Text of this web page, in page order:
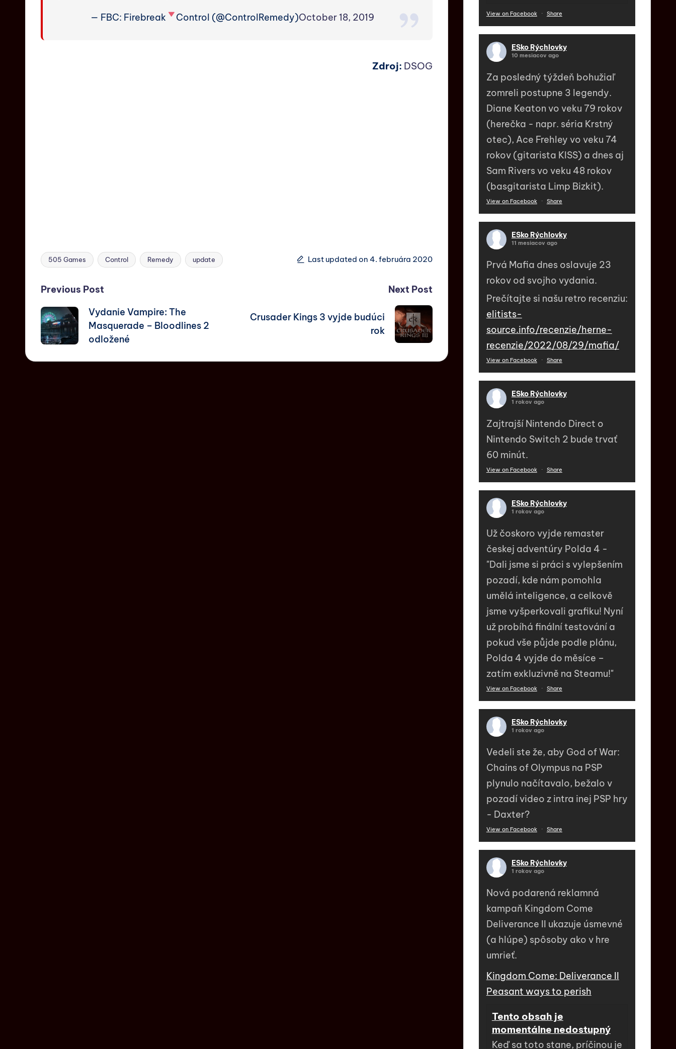
— FBC: Firebreak Control (@ControlRemedy)October 18, 2019
Zdroj: DSOG
505 Games Control Remedy update Last updated on 4. februára 2020
Previous Post
Vydanie Vampire: The
Masquerade – Bloodlines 2
odložené
Next Post
Crusader Kings 3 vyjde budúci
rok
View on Facebook · Share
ESko Rýchlovky
10 mesiacov ago
Za posledný týždeň bohužiaľ
zomreli postupne 3 legendy.
Diane Keaton vo veku 79 rokov
(herečka - napr. séria Krstný
otec), Ace Frehley vo veku 74
rokov (gitarista KISS) a dnes aj
Sam Rivers vo veku 48 rokov
(basgitarista Limp Bizkit).
View on Facebook · Share
ESko Rýchlovky
11 mesiacov ago
Prvá Mafia dnes oslavuje 23
rokov od svojho vydania.
Prečítajte si našu retro recenziu:
elitists-
source.info/recenzie/herne-
recenzie/2022/08/29/mafia/
View on Facebook · Share
ESko Rýchlovky
1 rokov ago
Zajtrajší Nintendo Direct o
Nintendo Switch 2 bude trvať
60 minút.
View on Facebook · Share
ESko Rýchlovky
1 rokov ago
Už čoskoro vyjde remaster
českej adventúry Polda 4 -
"Dali jsme si práci s vylepšením
pozadí, kde nám pomohla
umělá inteligence, a celkově
jsme vyšperkovali grafiku! Nyní
už probíhá finální testování a
pokud vše půjde podle plánu,
Polda 4 vyjde do měsíce –
zatím exkluzivně na Steamu!"
View on Facebook · Share
ESko Rýchlovky
1 rokov ago
Vedeli ste že, aby God of War:
Chains of Olympus na PSP
plynulo načítavalo, bežalo v
pozadí video z intra inej PSP hry
- Daxter?
View on Facebook · Share
ESko Rýchlovky
1 rokov ago
Nová podarená reklamná
kampaň Kingdom Come
Deliverance II ukazuje úsmevné
(a hlúpe) spôsoby ako v hre
umrieť.
Kingdom Come: Deliverance II
Peasant ways to perish
Tento obsah je
momentálne nedostupný
Keď sa toto stane, príčinou je